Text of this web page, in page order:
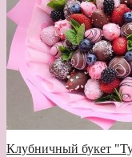
Клубничный букет